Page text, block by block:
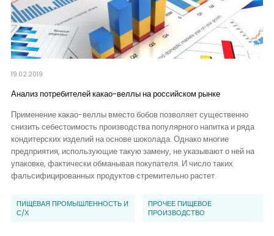
19.02.2019
Анализ потребителей какао-веллы на российском рынке
Применение какао-веллы вместо бобов позволяет существенно
снизить себестоимость производства популярного напитка и ряда
кондитерских изделий на основе шоколада. Однако многие
предприятия, использующие такую замену, не указывают о ней на
упаковке, фактически обманывая покупателя. И число таких
фальсифицированных продуктов стремительно растет.
ПИЩЕВАЯ ПРОМЫШЛЕННОСТЬ И
С/Х
ПРОЧЕЕ ПИЩЕВОЕ
ПРОИЗВОДСТВО